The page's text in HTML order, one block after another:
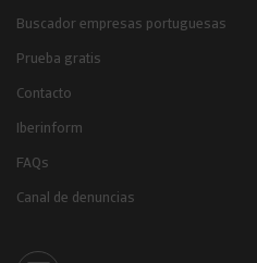
Buscador empresas portuguesas
Prueba gratis
Contacto
Iberinform
FAQs
Canal de denuncias